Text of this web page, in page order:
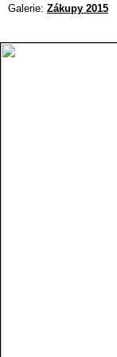
Galerie: Zákupy 2015